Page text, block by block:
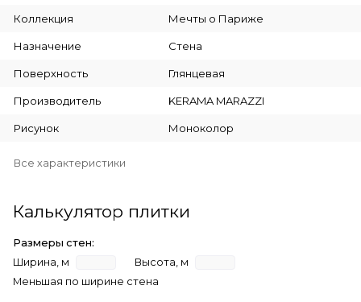
Коллекция Мечты о Париже
Назначение Стена
Поверхность Глянцевая
Производитель KERAMA MARAZZI
Рисунок Моноколор
Все характеристики
Калькулятор плитки
Размеры стен:
Ширина, м
Высота, м
Меньшая по ширине стена